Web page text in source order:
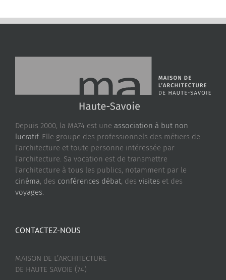
Depuis 2000, la MA74 est une association à but non
lucratif. Elle groupe des professionnels des métiers de
l’architecture et toute personne intéressée par
l’architecture. Sa vocation est de transmettre
l’architecture à tous les publics, notamment par le
cinéma, des conférences débat, des visites et des
voyages.
CONTACTEZ-NOUS
MAISON DE L’ARCHITECTURE
DE HAUTE SAVOIE (74)